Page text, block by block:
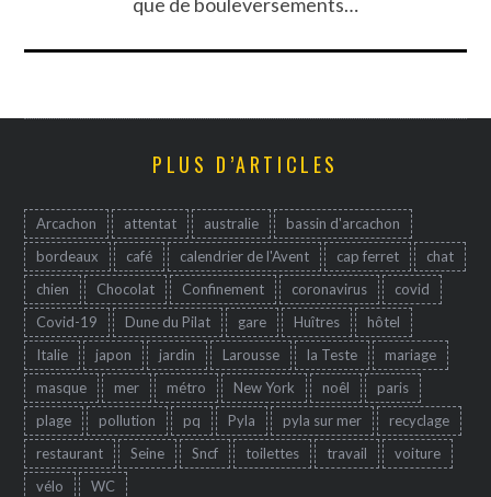
PLUS D’ARTICLES
Arcachon attentat australie
bassin d'arcachon
bordeaux
café calendrier de l'Avent cap ferret
chat
chien
Chocolat Confinement coronavirus
covid
Covid-19
Dune du Pilat gare Huîtres
hôtel
Italie
japon jardin Larousse la Teste
mariage
masque
mer métro New York noêl
paris
plage
pollution pq Pyla pyla sur mer
recyclage
restaurant
Seine Sncf toilettes travail
voiture
vélo
WC